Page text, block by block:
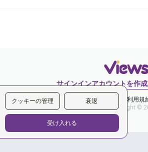
クッキーの管理 衰退
受け入れる
サインインアカウントを作成
プライバシーポリシー ご利用
Copyright ©